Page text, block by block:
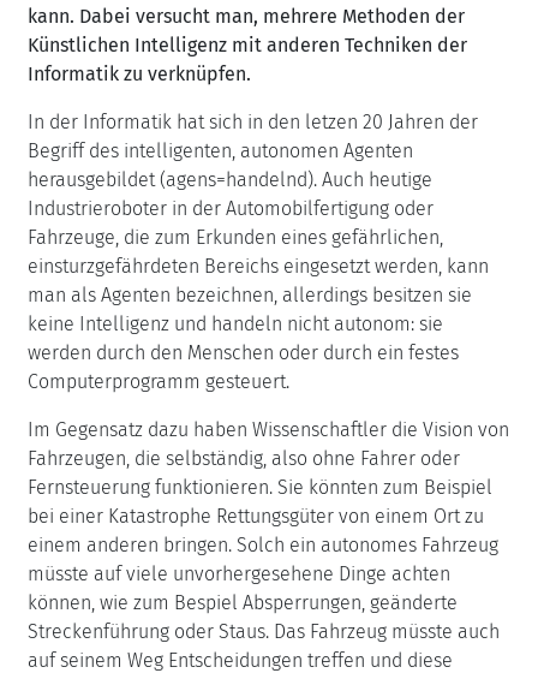
kann. Dabei versucht man, mehrere Methoden der
Künstlichen Intelligenz mit anderen Techniken der
Informatik zu verknüpfen.
In der Informatik hat sich in den letzen 20 Jahren der
Begriff des intelligenten, autonomen Agenten
herausgebildet (agens=handelnd). Auch heutige
Industrieroboter in der Automobilfertigung oder
Fahrzeuge, die zum Erkunden eines gefährlichen,
einsturzgefährdeten Bereichs eingesetzt werden, kann
man als Agenten bezeichnen, allerdings besitzen sie
keine Intelligenz und handeln nicht autonom: sie
werden durch den Menschen oder durch ein festes
Computerprogramm gesteuert.
Im Gegensatz dazu haben Wissenschaftler die Vision von
Fahrzeugen, die selbständig, also ohne Fahrer oder
Fernsteuerung funktionieren. Sie könnten zum Beispiel
bei einer Katastrophe Rettungsgüter von einem Ort zu
einem anderen bringen. Solch ein autonomes Fahrzeug
müsste auf viele unvorhergesehene Dinge achten
können, wie zum Bespiel Absperrungen, geänderte
Streckenführung oder Staus. Das Fahrzeug müsste auch
auf seinem Weg Entscheidungen treffen und diese